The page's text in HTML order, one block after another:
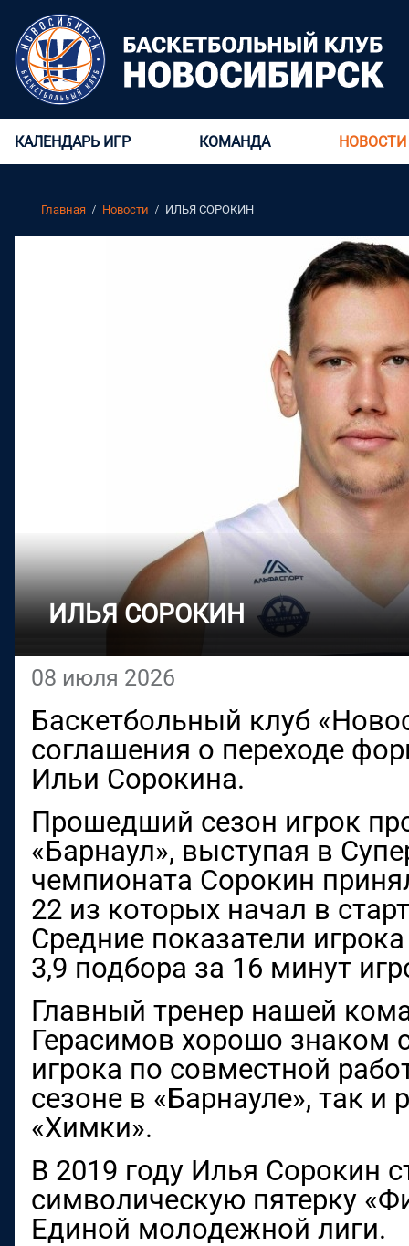
КАЛЕНДАРЬ ИГР КОМАНДА НОВОСТИ
Главная Новости ИЛЬЯ СОРОКИН
ИЛЬЯ СОРОКИН
08 июля 2026
Баскетбольный клуб
соглашения о переходе
Ильи Сорокина.
Прошедший сезон игрок
«Барнаул», выступая в
чемпионата Сорокин
22 из которых начал в
Средние показатели
3,9 подбора за 16 минут
Главный тренер нашей
Герасимов хорошо знаком
игрока по совместной
сезоне в «Барнауле», так
«Химки».
В 2019 году Илья Сорокин
символическую пятерку
Единой молодежной лиги.